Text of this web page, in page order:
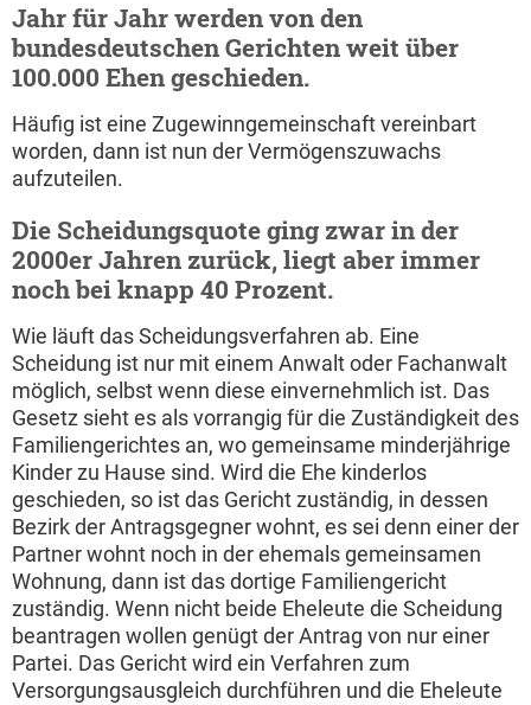
Jahr für Jahr werden von den
bundesdeutschen Gerichten weit über
100.000 Ehen geschieden.
Häufig ist eine Zugewinngemeinschaft vereinbart
worden, dann ist nun der Vermögenszuwachs
aufzuteilen.
Die Scheidungsquote ging zwar in der
2000er Jahren zurück, liegt aber immer
noch bei knapp 40 Prozent.
Wie läuft das Scheidungsverfahren ab. Eine
Scheidung ist nur mit einem Anwalt oder Fachanwalt
möglich, selbst wenn diese einvernehmlich ist. Das
Gesetz sieht es als vorrangig für die Zuständigkeit des
Familiengerichtes an, wo gemeinsame minderjährige
Kinder zu Hause sind. Wird die Ehe kinderlos
geschieden, so ist das Gericht zuständig, in dessen
Bezirk der Antragsgegner wohnt, es sei denn einer der
Partner wohnt noch in der ehemals gemeinsamen
Wohnung, dann ist das dortige Familiengericht
zuständig. Wenn nicht beide Eheleute die Scheidung
beantragen wollen genügt der Antrag von nur einer
Partei. Das Gericht wird ein Verfahren zum
Versorgungsausgleich durchführen und die Eheleute